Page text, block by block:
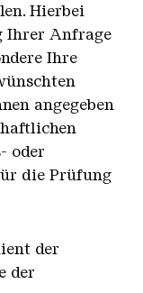
Hierbei
Ihrer Anfrage
Ihre
angegeben
oder
die Prüfung
der
der